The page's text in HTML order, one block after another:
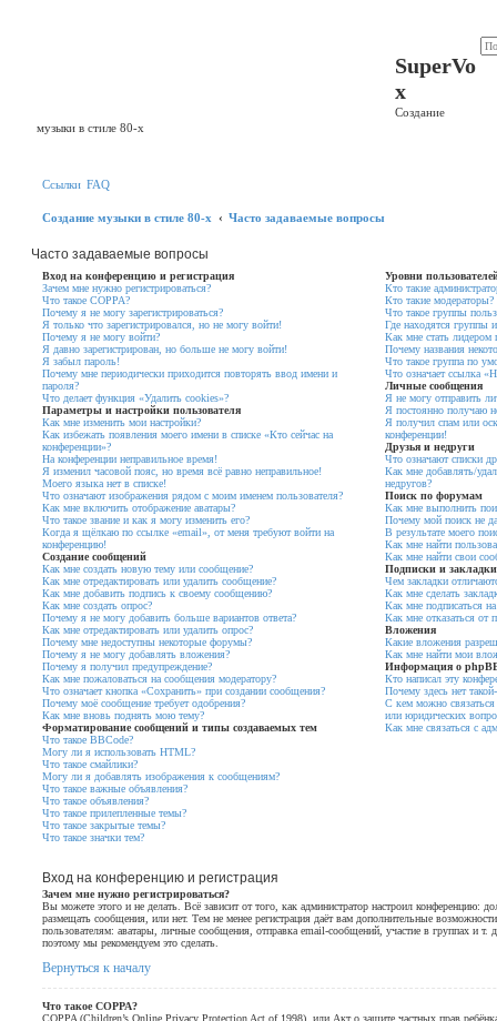
SuperVo
x
Создание
музыки в стиле 80-х
Ссылки FAQ
Создание музыки в стиле 80-х Часто задаваемые вопросы
Часто задаваемые вопросы
Вход на конференцию и регистрация
Зачем мне нужно регистрироваться?
Что такое COPPA?
Почему я не могу зарегистрироваться?
Я только что зарегистрировался, но не могу войти!
Почему я не могу войти?
Я давно зарегистрирован, но больше не могу войти!
Я забыл пароль!
Почему мне периодически приходится повторять ввод имени и
пароля?
Что делает функция «Удалить cookies»?
Параметры и настройки пользователя
Как мне изменить мои настройки?
Как избежать появления моего имени в списке «Кто сейчас на
конференции»?
На конференции неправильное время!
Я изменил часовой пояс, но время всё равно неправильное!
Моего языка нет в списке!
Что означают изображения рядом с моим именем пользователя?
Как мне включить отображение аватары?
Что такое звание и как я могу изменить его?
Когда я щёлкаю по ссылке «email», от меня требуют войти на
конференцию!
Создание сообщений
Как мне создать новую тему или сообщение?
Как мне отредактировать или удалить сообщение?
Как мне добавить подпись к своему сообщению?
Как мне создать опрос?
Почему я не могу добавить больше вариантов ответа?
Как мне отредактировать или удалить опрос?
Почему мне недоступны некоторые форумы?
Почему я не могу добавлять вложения?
Почему я получил предупреждение?
Как мне пожаловаться на сообщения модератору?
Что означает кнопка «Сохранить» при создании сообщения?
Почему моё сообщение требует одобрения?
Как мне вновь поднять мою тему?
Форматирование сообщений и типы создаваемых тем
Что такое BBCode?
Могу ли я использовать HTML?
Что такое смайлики?
Могу ли я добавлять изображения к сообщениям?
Что такое важные объявления?
Что такое объявления?
Что такое прилепленные темы?
Что такое закрытые темы?
Что такое значки тем?
Уровни
Кто такие
Кто такие модераторы?
Что такое группы
Где находятся группы
Как мне стать лидером
Почему названия
Что такое группа по
Что означает ссылка
Личные сообщения
Я не могу отправить
Я постоянно получаю
Я получил спам или
конференции!
Друзья и недруги
Что означают списки
Как мне добавлять/
недругов?
Поиск по форумам
Как мне выполнить
Почему мой поиск не
В результате моего
Как мне найти
Как мне найти свои
Подписки и закладки
Чем закладки
Как мне сделать
Как мне подписаться
Как мне отказаться от
Вложения
Какие вложения
Как мне найти мои
Информация о
Кто написал эту
Почему здесь нет
С кем можно связаться
или юридических
Как мне связаться с
Вход на конференцию и регистрация
Зачем мне нужно регистрироваться?
Вы можете этого и не делать. Всё зависит от того, как администратор настроил конференцию:
размещать сообщения, или нет. Тем не менее регистрация даёт вам дополнительные
пользователям: аватары, личные сообщения, отправка email-сообщений, участие в группах и т.
поэтому мы рекомендуем это сделать.
Вернуться к началу
Что такое COPPA?